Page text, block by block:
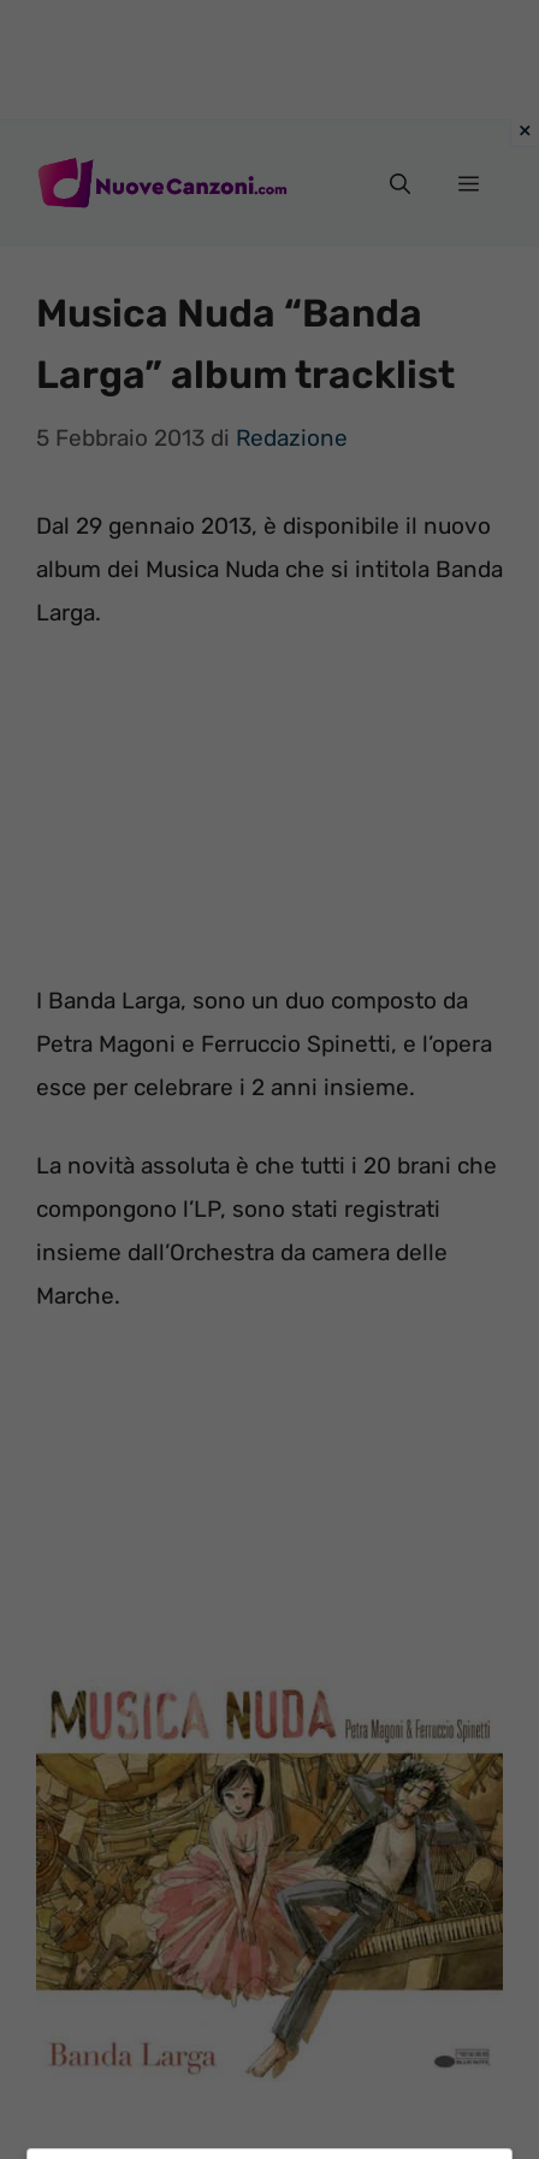
Menu
Musica Nuda “Banda
Larga” album tracklist
5 Febbraio 2013 di Redazione
Dal 29 gennaio 2013, è disponibile il nuovo
album dei Musica Nuda che si intitola Banda
Larga.
I Banda Larga, sono un duo composto da
Petra Magoni e Ferruccio Spinetti, e l’opera
esce per celebrare i 2 anni insieme.
La novità assoluta è che tutti i 20 brani che
compongono l’LP, sono stati registrati
insieme dall’Orchestra da camera delle
Marche.